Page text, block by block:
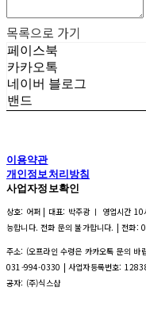
목록으로 가기
페이스북
카카오톡
네이버 블로그
밴드
이용약관
개인정보처리방침
사업자정보확인
상호: 어퍼 | 대표: 박주광 ㅣ 영업시간
능합니다. 전화 문의 불가합니다. | 전
주소: (오프라인 수령은 카카오톡 문의
031-994-0330 | 사업자등록번호:
공자: (주)식스샵